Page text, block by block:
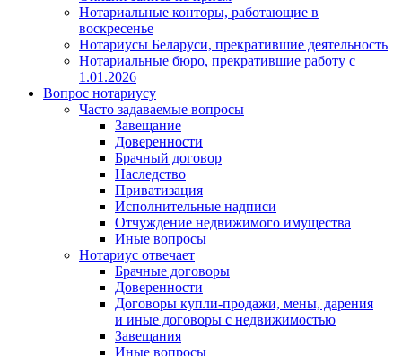
Нотариальные конторы, работающие в
воскресенье
Нотариусы Беларуси, прекратившие деятельность
Нотариальные бюро, прекратившие работу с
1.01.2026
Вопрос нотариусу
Часто задаваемые вопросы
Завещание
Доверенности
Брачный договор
Наследство
Приватизация
Исполнительные надписи
Отчуждение недвижимого имущества
Иные вопросы
Нотариус отвечает
Брачные договоры
Доверенности
Договоры купли-продажи, мены, дарения
и иные договоры с недвижимостью
Завещания
Иные вопросы